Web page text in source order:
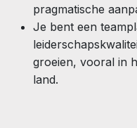
pragmatische
Je bent een
groeien, vooral in
land.